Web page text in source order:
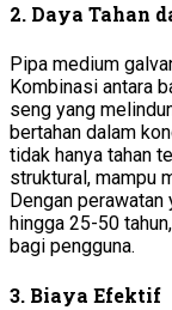
2. Daya Tahan
Pipa medium
Kombinasi antara
seng yang
bertahan dalam
tidak hanya tahan
struktural, mampu
Dengan
hingga 25-50
bagi pengguna.
3. Biaya Efektif